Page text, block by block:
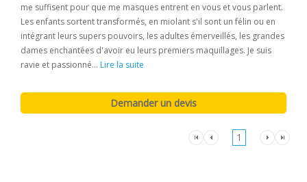
me suffisent pour que me masques entrent en vous et vous parlent.
Les enfants sortent transformés, en miolant s'il sont un félin ou en
intégrant leurs supers pouvoirs, les adultes émerveillés, les grandes
dames enchantées d'avoir eu leurs premiers maquillages. Je suis
ravie et passionné... Lire la suite
1